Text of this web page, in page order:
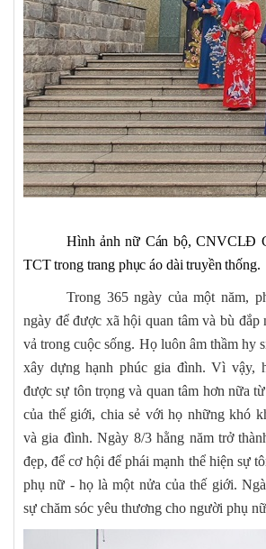
Hình ảnh nữ Cán bộ, CNVCLĐ
TCT trong trang phục áo dài truyền thống.
Trong 365 ngày của một năm,
ngày để được xã hội quan tâm và bù đắp
vả trong cuộc sống. Họ luôn âm thầm hy
xây dựng hạnh phúc gia đình. Vì vậy,
được sự tôn trọng và quan tâm hơn nữa
của thế giới, chia sẻ với họ những khó
và gia đình. Ngày 8/3 hằng năm trở
đẹp, để cơ hội để phái mạnh thể hiện sự
phụ nữ - họ là một nửa của thế giới.
sự chăm sóc yêu thương cho người phụ